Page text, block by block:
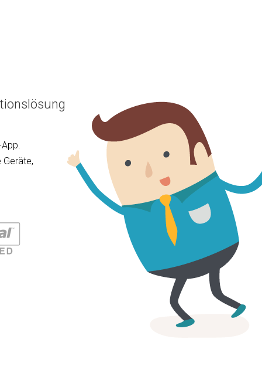
Geräte,